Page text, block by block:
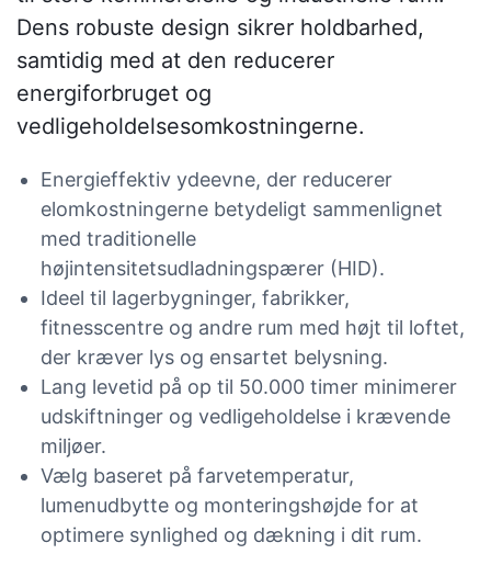
Dens robuste design sikrer holdbarhed,
samtidig med at den reducerer
energiforbruget og
vedligeholdelsesomkostningerne.
Energieffektiv ydeevne, der reducerer
elomkostningerne betydeligt sammenlignet
med traditionelle
højintensitetsudladningspærer (HID).
Ideel til lagerbygninger, fabrikker,
fitnesscentre og andre rum med højt til loftet,
der kræver lys og ensartet belysning.
Lang levetid på op til 50.000 timer minimerer
udskiftninger og vedligeholdelse i krævende
miljøer.
Vælg baseret på farvetemperatur,
lumenudbytte og monteringshøjde for at
optimere synlighed og dækning i dit rum.